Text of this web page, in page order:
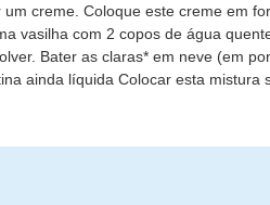
creme. Coloque este creme em
vasilha com 2 copos de água
Bater as claras* em neve (em
ainda líquida Colocar esta mistura